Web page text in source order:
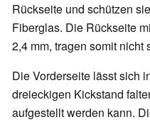
Rückseite und schützen
Fiberglas. Die Rückseite
2,4 mm, tragen somit nicht
Die Vorderseite lässt sich
dreieckigen Kickstand
aufgestellt werden kann.